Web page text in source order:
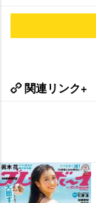
関連リンク+